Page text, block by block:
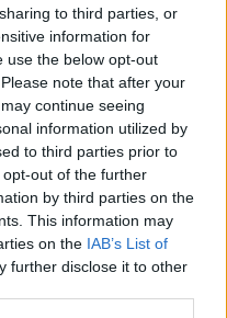
to third parties, or
information for
use the below opt-out
note that after your
continue seeing
information utilized by
to third parties prior to
out of the further
by third parties on the
This information may
on the IAB’s List of
further disclose it to other